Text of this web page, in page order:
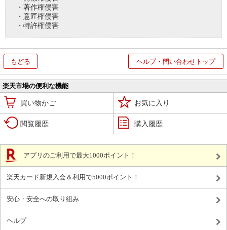
・著作権侵害
・意匠権侵害
・特許権侵害
もどる ヘルプ・問い合わせトップ
楽天市場の便利な機能
買い物かご お気に入り
閲覧履歴 購入履歴
アプリのご利用で最大1000ポイント！
楽天カード新規入会＆利用で5000ポイント！
安心・安全への取り組み
ヘルプ